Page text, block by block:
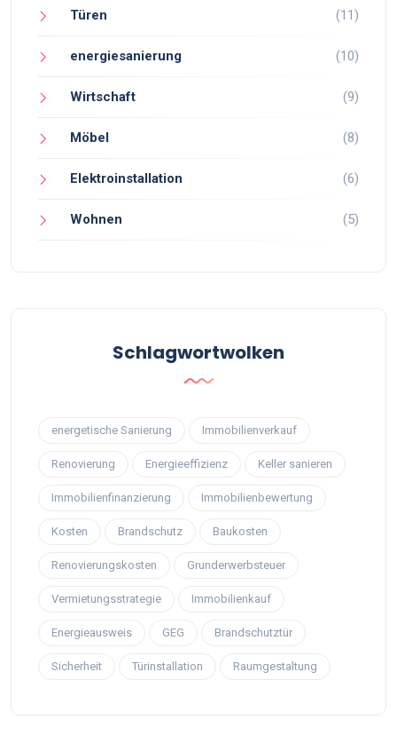
Türen (11)
energiesanierung (10)
Wirtschaft (9)
Möbel (8)
Elektroinstallation (6)
Wohnen (5)
Schlagwortwolken
energetische Sanierung Immobilienverkauf
Renovierung Energieeffizienz Keller sanieren
Immobilienfinanzierung Immobilienbewertung
Kosten Brandschutz Baukosten
Renovierungskosten Grunderwerbsteuer
Vermietungsstrategie Immobilienkauf
Energieausweis GEG Brandschutztür
Sicherheit Türinstallation Raumgestaltung